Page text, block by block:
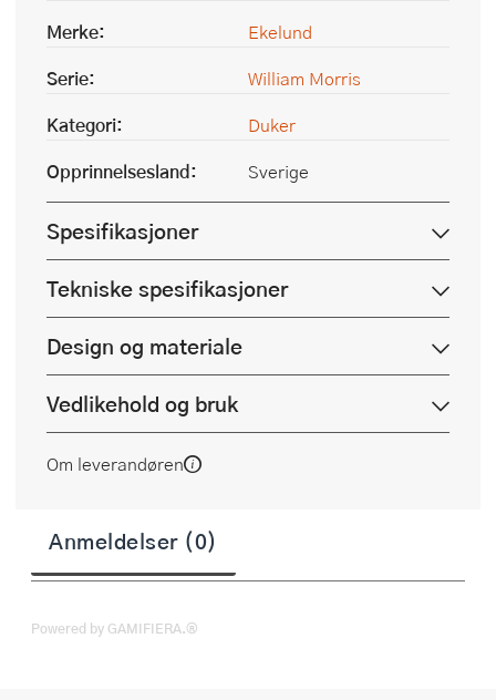
Merke:
Ekelund
Serie:
William Morris
Kategori:
Duker
Opprinnelsesland:
Sverige
Spesifikasjoner
Tekniske spesifikasjoner
Design og materiale
Vedlikehold og bruk
Om leverandøren
Anmeldelser (0)
Powered by GAMIFIERA.®